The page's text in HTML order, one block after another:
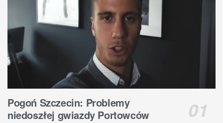
Pogoń Szczecin: Problemy
niedoszłej gwiazdy Portowców